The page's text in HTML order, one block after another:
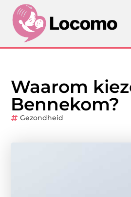
Waarom
Bennekom?
Gezondheid